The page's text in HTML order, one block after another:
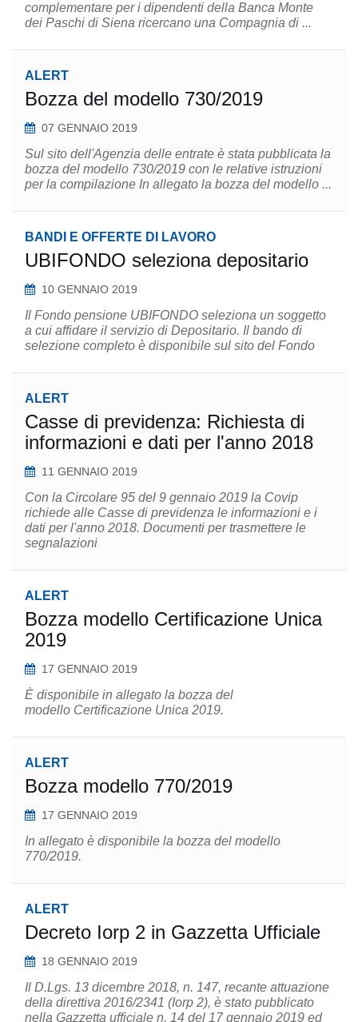
complementare per i dipendenti della Banca Monte
dei Paschi di Siena ricercano una Compagnia di ...
ALERT
Bozza del modello 730/2019
07 GENNAIO 2019
Sul sito dell'Agenzia delle entrate è stata pubblicata la
bozza del modello 730/2019 con le relative istruzioni
per la compilazione In allegato la bozza del modello ...
BANDI E OFFERTE DI LAVORO
UBIFONDO seleziona depositario
10 GENNAIO 2019
Il Fondo pensione UBIFONDO seleziona un soggetto
a cui affidare il servizio di Depositario. Il bando di
selezione completo è disponibile sul sito del Fondo
ALERT
Casse di previdenza: Richiesta di
informazioni e dati per l'anno 2018
11 GENNAIO 2019
Con la Circolare 95 del 9 gennaio 2019 la Covip
richiede alle Casse di previdenza le informazioni e i
dati per l'anno 2018. Documenti per trasmettere le
segnalazioni
ALERT
Bozza modello Certificazione Unica
2019
17 GENNAIO 2019
È disponibile in allegato la bozza del
ALERT
Bozza modello 770/2019
17 GENNAIO 2019
In allegato è disponibile la bozza del modello
770/2019.
ALERT
Decreto Iorp 2 in Gazzetta Ufficiale
18 GENNAIO 2019
Il D.Lgs. 13 dicembre 2018, n. 147, recante attuazione
della direttiva 2016/2341 (Iorp 2), è stato pubblicato
nella Gazzetta ufficiale n. 14 del 17 gennaio 2019 ed